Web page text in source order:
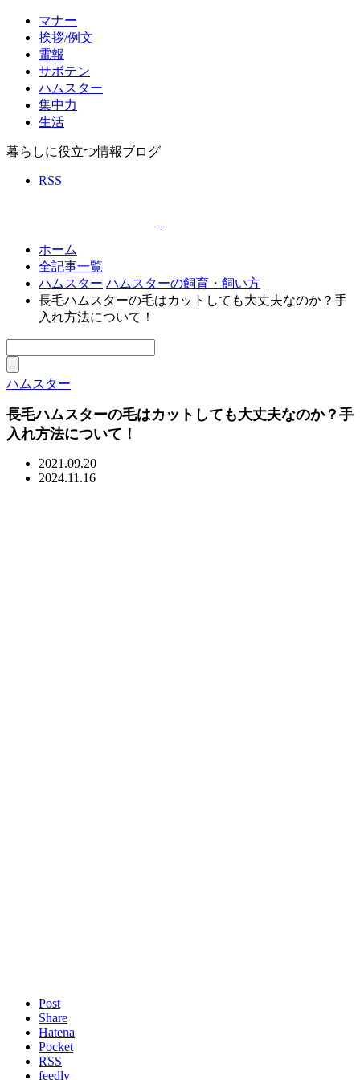
マナー
挨拶/例文
電報
サボテン
ハムスター
集中力
生活
暮らしに役立つ情報ブログ
RSS
ホーム
全記事一覧
ハムスター ハムスターの飼育・飼い方
長毛ハムスターの毛はカットしても大丈夫なのか？手
入れ方法について！
ハムスター
長毛ハムスターの毛はカットしても大丈夫なのか？手
入れ方法について！
2021.09.20
2024.11.16
Post
Share
Hatena
Pocket
RSS
feedly